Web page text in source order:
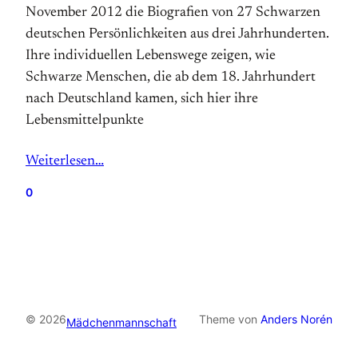
November 2012 die Biograﬁen von 27 Schwarzen
deutschen Persönlichkeiten aus drei Jahrhunderten.
Ihre individuellen Lebenswege zeigen, wie
Schwarze Menschen, die ab dem 18. Jahrhundert
nach Deutschland kamen, sich hier ihre
Lebensmittelpunkte
Weiterlesen…
0
© 2026Mädchenmannschaft Theme von Anders Norén